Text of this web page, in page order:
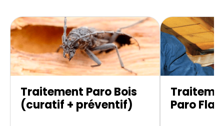
Traitement Paro Bois
(curatif + préventif)
Paro